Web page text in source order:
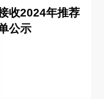
收2024年推荐
公示